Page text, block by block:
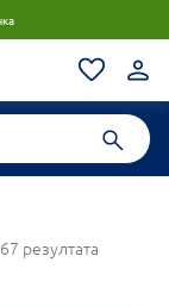
резултата